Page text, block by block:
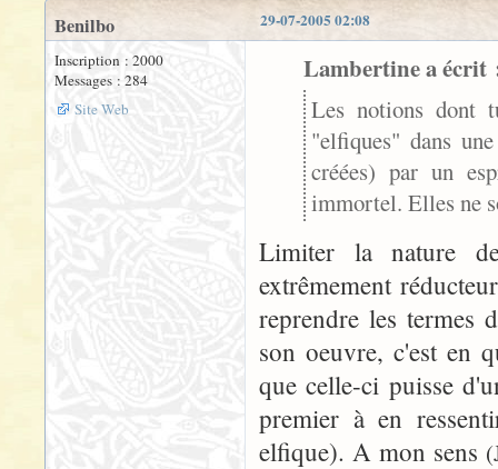
29-07-2005 02:08
Benilbo
Inscription : 2000
Messages : 284
Site Web
Lambertine a écrit
Les notions dont
"elfiques" dans
créées) par un
immortel. Elles ne
Limiter la nature
extrêmement
reprendre les termes
son oeuvre, c'est en
que celle-ci puisse
premier à en
elfique). A mon sens